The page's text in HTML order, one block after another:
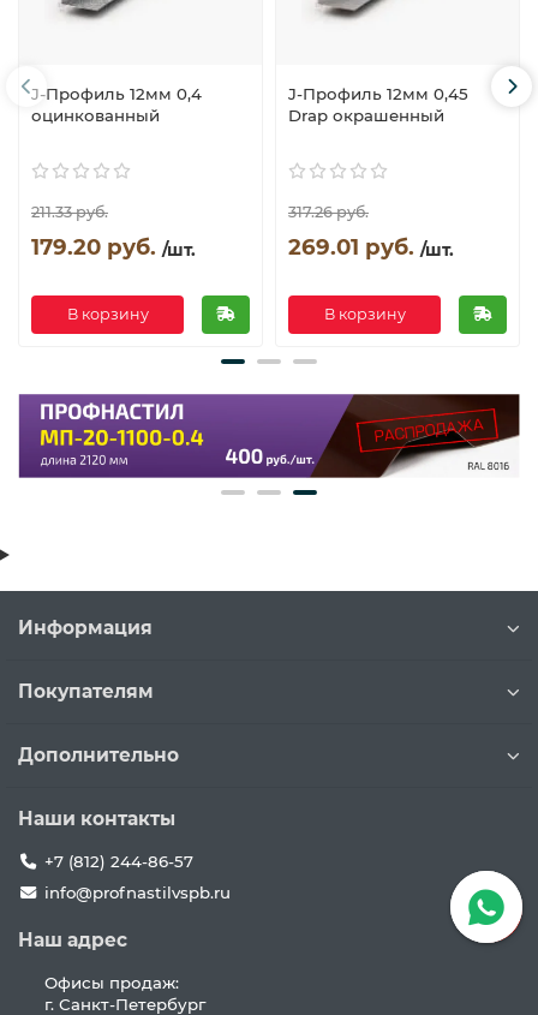
J-Профиль 12мм 0,4
оцинкованный
211.33 руб.
179.20 руб. /шт.
В корзину
J-Профиль 12мм 0,45
Drap окрашенный
317.26 руб.
269.01 руб. /шт.
В корзину
Информация
Покупателям
Дополнительно
Наши контакты
+7 (812) 244-86-57
info@profnastilvspb.ru
Наш адрес
Офисы продаж:
г. Санкт-Петербург